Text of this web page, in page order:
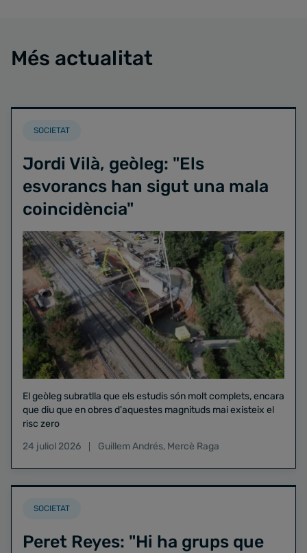
Més actualitat
SOCIETAT
Jordi Vilà, geòleg: "Els
esvorancs han sigut una mala
coincidència"
El geòleg subratlla que els estudis són molt complets, encara
que diu que en obres d'aquestes magnituds mai existeix el
risc zero
24 juliol 2026
Guillem Andrés, Mercè Raga
SOCIETAT
Peret Reyes: "Hi ha grups que